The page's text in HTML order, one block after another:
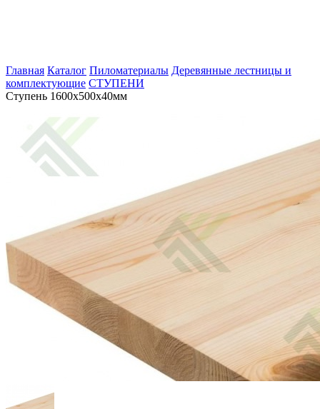
Главная Каталог Пиломатериалы Деревянные лестницы и
комплектующие СТУПЕНИ
Ступень 1600х500х40мм